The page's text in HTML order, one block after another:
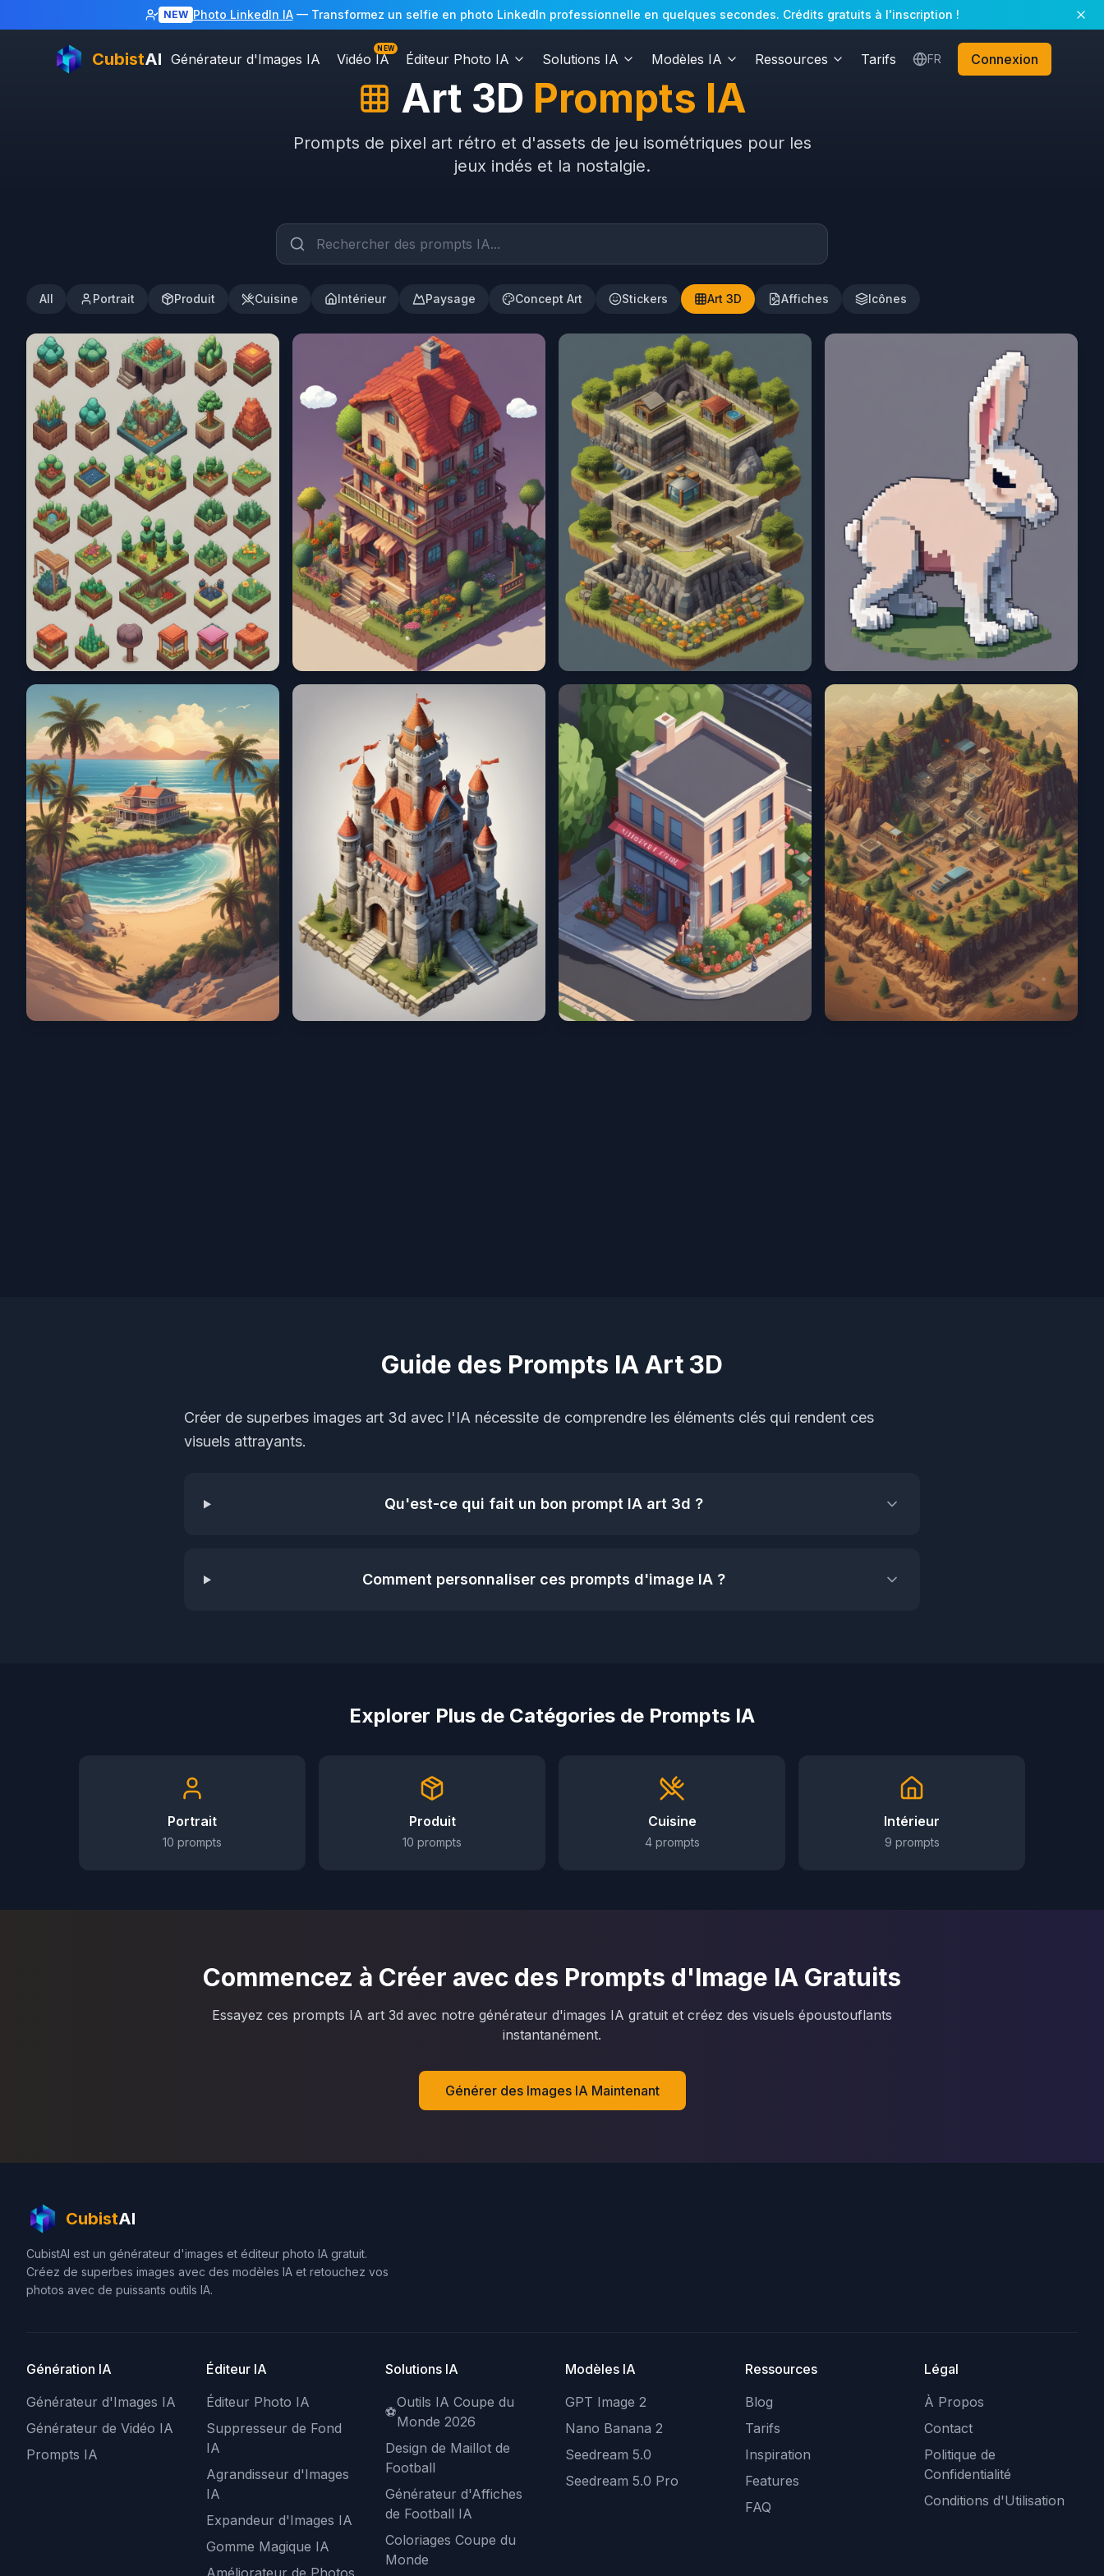
NEW Photo LinkedIn IA— Transformez un selfie en photo LinkedIn professionnelle en quelques secondes. Crédits gratuits à l'inscription !
CubistAI Générateur d'Images IA Vidéo IA
NEW
Éditeur Photo IA Solutions IA Modèles IA Ressources Tarifs FR Connexion
Art 3D Prompts IA
Prompts de pixel art rétro et d'assets de jeu isométriques pour les
jeux indés et la nostalgie.
All Portrait Produit Cuisine Intérieur Paysage Concept Art Stickers Art 3D Affiches Icônes
Guide des Prompts IA Art 3D
Créer de superbes images art 3d avec l'IA nécessite de comprendre les éléments clés qui rendent ces
visuels attrayants.
Qu'est-ce qui fait un bon prompt IA art 3d ?
Comment personnaliser ces prompts d'image IA ?
Explorer Plus de Catégories de Prompts IA
Portrait
10 prompts
Produit
10 prompts
Cuisine
4prompts
Intérieur
9 prompts
Commencez à Créer avec des Prompts d'Image IA Gratuits
Essayez ces prompts IA art 3d avec notre générateur d'images IA gratuit et créez des visuels époustouflants
instantanément.
Générer des Images IA Maintenant
CubistAI
CubistAI est un générateur d'images et éditeur photo IA gratuit.
Créez de superbes images avec des modèles IA et retouchez vos
photos avec de puissants outils IA.
Génération IA
Générateur d'Images IA
Générateur de Vidéo IA
Prompts IA
Éditeur IA
Éditeur Photo IA
Suppresseur de Fond
IA
Agrandisseur d'Images
IA
Expandeur d'Images IA
Gomme Magique IA
Solutions IA
⚽
Outils IA Coupe du
Monde 2026
Design de Maillot de
Football
Générateur d'Affiches
de Football IA
Coloriages Coupe du
Monde
Modèles IA
GPT Image 2
Nano Banana 2
Seedream 5.0
Seedream 5.0 Pro
Ressources
Blog
Tarifs
Inspiration
Features
FAQ
Légal
À Propos
Contact
Politique de
Confidentialité
Conditions d'Utilisation